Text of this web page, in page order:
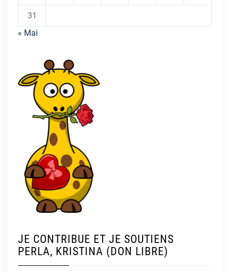
31
« Mai
JE CONTRIBUE ET JE SOUTIENS
PERLA, KRISTINA (DON LIBRE)